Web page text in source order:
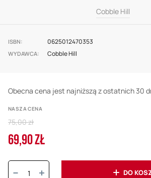
images
gallery
Cobble Hill
ISBN 0625012470353
WYDAWCA Cobble Hill
Obecna cena jest najniższą z ostatnich 30
NASZA CENA
Cena
69,90 ZŁ
Regular
Price
75,00 zł
Ilość:
DO